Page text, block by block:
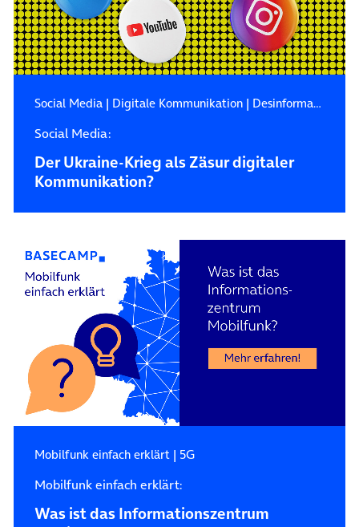
Social Media| Digitale Kommunikation| Desinformation
Social Media:
Der Ukraine-Krieg als Zäsur digitaler
Kommunikation?
Mobilfunk einfach erklärt| 5G
Mobilfunk einfach erklärt:
Was ist das Informationszentrum